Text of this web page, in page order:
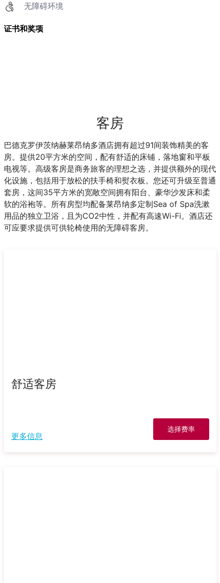
无障碍环境
证书和奖项
客房
巴德克罗伊茨纳赫莱昂纳多酒店拥有超过91间装饰精美的客
房。提供20平方米的空间，配有舒适的床铺，落地窗和平板
电视等。高级客房是商务旅客的理想之选，并提供额外的现代
化设施，包括用于放松的扶手椅和熨衣板。您还可升级至普通
套房，这间35平方米的宽敞空间拥有阳台、豪华沙发床和柔
软的浴袍等。所有房型均配备莱昂纳多定制Sea of Spa洗漱
用品的独立卫浴，且为CO2中性，并配有高速Wi-Fi。酒店还
可应要求提供可供轮椅使用的无障碍客房。
舒适客房
更多信息
选择费率